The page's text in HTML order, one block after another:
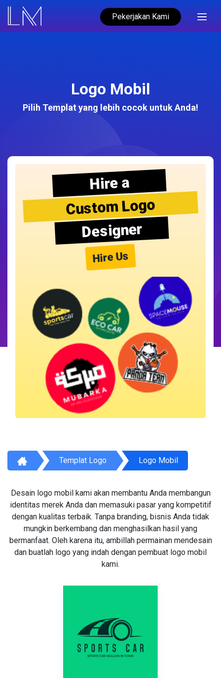
Pekerjakan Kami
Logo Mobil
Pilih Templat yang lebih cocok untuk Anda!
Hire a
Custom Logo
Designer
Hire Us
Templat Logo Logo Mobil
Desain logo mobil kami akan membantu Anda membangun
identitas merek Anda dan memasuki pasar yang kompetitif
dengan kualitas terbaik. Tanpa branding, bisnis Anda tidak
mungkin berkembang dan menghasilkan hasil yang
bermanfaat. Oleh karena itu, ambillah permainan mendesain
dan buatlah logo yang indah dengan pembuat logo mobil
kami.